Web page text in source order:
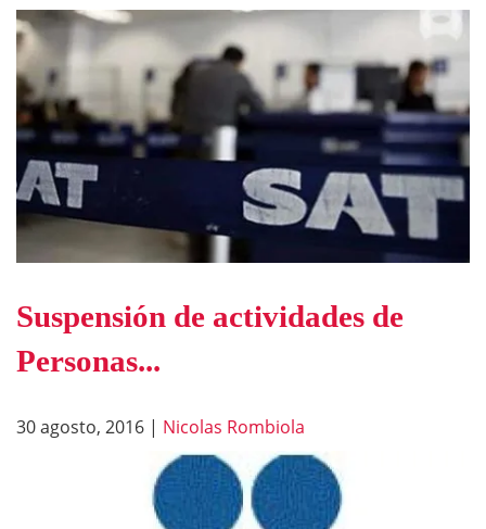
Suspensión de actividades de
Personas...
30 agosto, 2016 | Nicolas Rombiola